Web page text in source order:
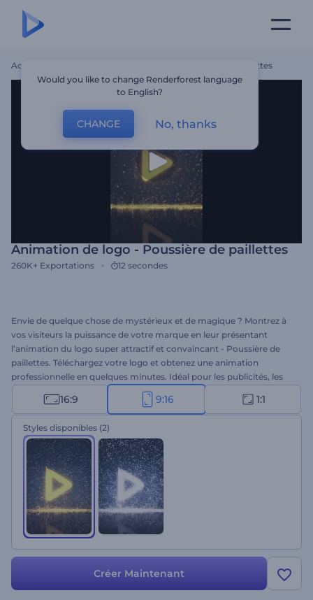
Accueil Animation De Logo - Poussière De Paillettes
Animation de logo - Poussière de paillettes
260K+ Exportations 12 secondes
Envie de quelque chose de mystérieux et de magique ? Montrez à
vos visiteurs la puissance de votre marque en leur présentant
l’animation du logo super attractif et convaincant - Poussière de
paillettes. Téléchargez votre logo et obtenez une animation
professionnelle en quelques minutes. Idéal pour les publicités, les
promos, les intros et les outros vidéo, et bien plus encore. Saisissez
l'extraordinaire avec ce modèle impressionnant. Essayez-le
gratuitement dès maintenant !
16:9 9:16 1:1
Styles disponibles (2)
Créer Maintenant
Would you like to change Renderforest language
to English?
CHANGE No, thanks